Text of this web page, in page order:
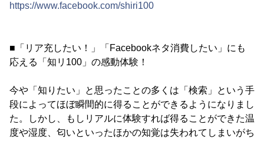
https://www.facebook.com/shiri100
■「リア充したい！」「Facebookネタ消費したい」にも
応える「知リ100」の感動体験！
今や「知りたい」と思ったことの多くは「検索」という手
段によってほぼ瞬間的に得ることができるようになりまし
た。しかし、もしリアルに体験すれば得ることができた温
度や湿度、匂いといったほかの知覚は失われてしまいがち